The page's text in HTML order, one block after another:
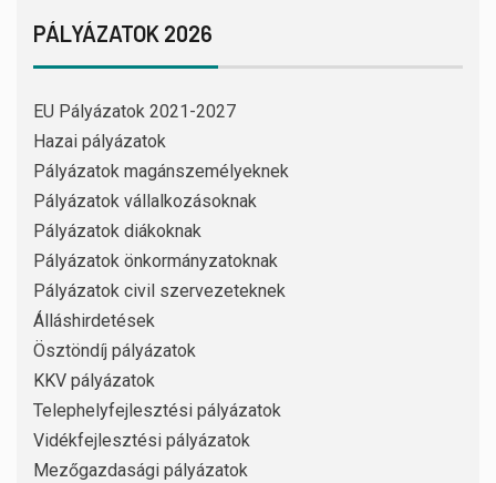
PÁLYÁZATOK 2026
EU Pályázatok 2021-2027
Hazai pályázatok
Pályázatok magánszemélyeknek
Pályázatok vállalkozásoknak
Pályázatok diákoknak
Pályázatok önkormányzatoknak
Pályázatok civil szervezeteknek
Álláshirdetések
Ösztöndíj pályázatok
KKV pályázatok
Telephelyfejlesztési pályázatok
Vidékfejlesztési pályázatok
Mezőgazdasági pályázatok